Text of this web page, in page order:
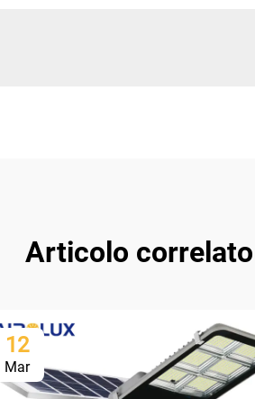
Articolo correlato
12
Mar